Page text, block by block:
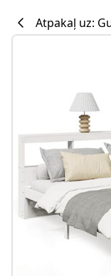
Atpakaļ uz: